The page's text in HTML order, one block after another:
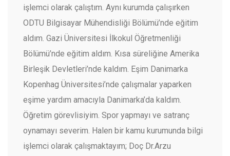
işlemci olarak çalıştım. Aynı kurumda çalışırken
ODTU Bilgisayar Mühendisliği Bölümü’nde eğitim
aldım. Gazi Üniversitesi İlkokul Öğretmenliği
Bölümü’nde eğitim aldım. Kısa süreliğine Amerika
Birleşik Devletleri’nde kaldım. Eşim Danimarka
Kopenhag Üniversitesi’nde çalışmalar yaparken
eşime yardım amacıyla Danimarka’da kaldım.
Öğretim görevlisiyim. Spor yapmayı ve satranç
oynamayı severim. Halen bir kamu kurumunda bilgi
işlemci olarak çalışmaktayım; Doç Dr.Arzu